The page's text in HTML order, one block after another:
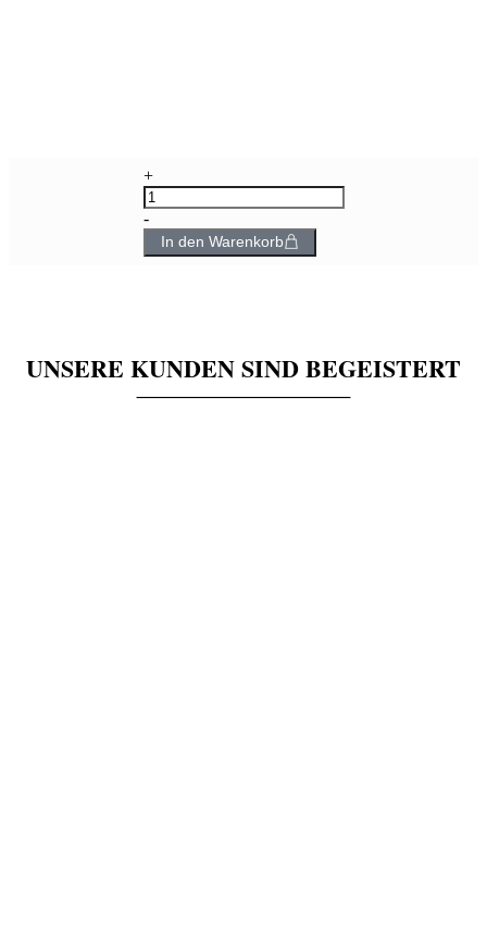
+
-
In den Warenkorb
UNSERE KUNDEN SIND BEGEISTERT